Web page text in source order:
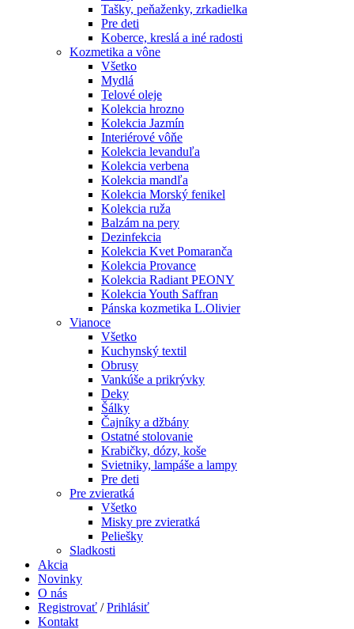
Tašky, peňaženky, zrkadielka
Pre deti
Koberce, kreslá a iné radosti
Kozmetika a vône
Všetko
Mydlá
Telové oleje
Kolekcia hrozno
Kolekcia Jazmín
Interiérové vôňe
Kolekcia levanduľa
Kolekcia verbena
Kolekcia mandľa
Kolekcia Morský fenikel
Kolekcia ruža
Balzám na pery
Dezinfekcia
Kolekcia Kvet Pomaranča
Kolekcia Provance
Kolekcia Radiant PEONY
Kolekcia Youth Saffran
Pánska kozmetika L.Olivier
Vianoce
Všetko
Kuchynský textil
Obrusy
Vankúše a prikrývky
Deky
Šálky
Čajníky a džbány
Ostatné stolovanie
Krabičky, dózy, koše
Svietniky, lampáše a lampy
Pre deti
Pre zvieratká
Všetko
Misky pre zvieratká
Peliešky
Sladkosti
Akcia
Novinky
O nás
Registrovať / Prihlásiť
Kontakt